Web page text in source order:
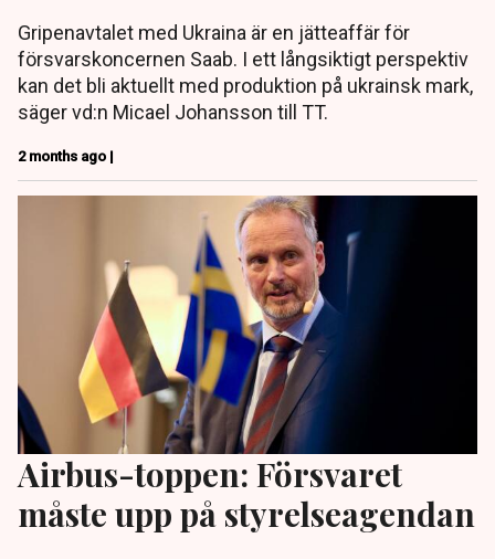
Gripenavtalet med Ukraina är en jätteaffär för
försvarskoncernen Saab. I ett långsiktigt perspektiv
kan det bli aktuellt med produktion på ukrainsk mark,
säger vd:n Micael Johansson till TT.
2 months ago |
Airbus-toppen: Försvaret
måste upp på styrelseagendan